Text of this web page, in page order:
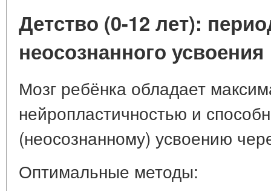
Детство (0-12 лет):
неосознанного усвоения
Мозг ребёнка обладает
нейропластичностью и
(неосознанному) усвоению
Оптимальные методы: